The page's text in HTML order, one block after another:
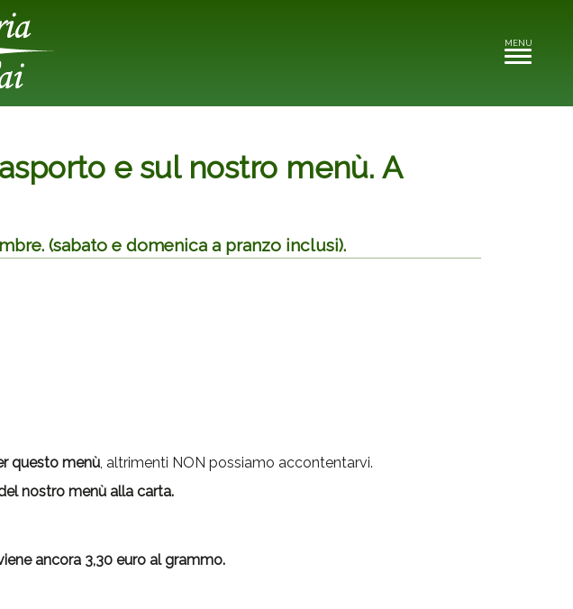
MENU
Toggle
navigation
e sul nostro menù. A
(sabato e domenica a pranzo inclusi).
questo menù, altrimenti NON possiamo accontentarvi.
nostro menù alla carta.
ancora 3,30 euro al grammo.